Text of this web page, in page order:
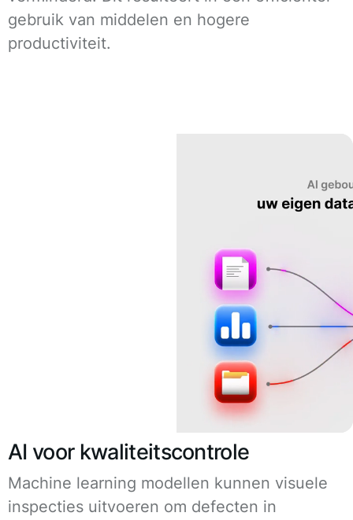
gebruik van middelen en hogere
productiviteit.
AI voor kwaliteitscontrole
Machine learning modellen kunnen visuele
inspecties uitvoeren om defecten in